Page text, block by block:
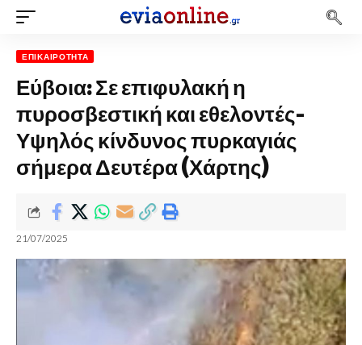
ΕΠΙΚΑΙΡΌΤΗΤΑ
Εύβοια: Σε επιφυλακή η
πυροσβεστική και εθελοντές-
Υψηλός κίνδυνος πυρκαγιάς
σήμερα Δευτέρα (Χάρτης)
21/07/2025